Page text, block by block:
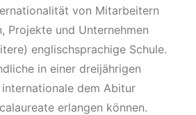
von Mitarbeitern
Projekte und Unternehmen
englischsprachige Schule.
in einer dreijährigen
dem Abitur
erlangen können.